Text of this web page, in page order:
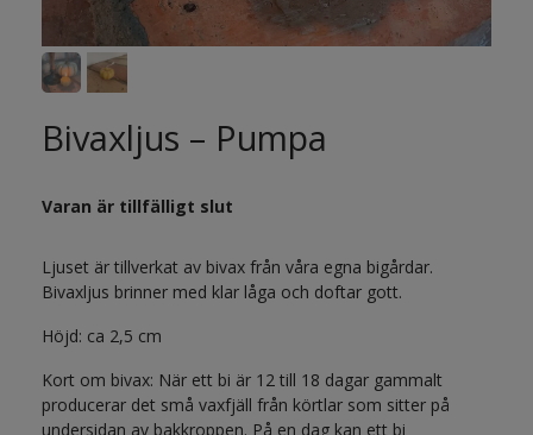
Bivaxljus – Pumpa
Varan är tillfälligt slut
Ljuset är tillverkat av bivax från våra egna bigårdar.
Bivaxljus brinner med klar låga och doftar gott.
Höjd: ca 2,5 cm
Kort om bivax: När ett bi är 12 till 18 dagar gammalt
producerar det små vaxfjäll från körtlar som sitter på
undersidan av bakkroppen. På en dag kan ett bi